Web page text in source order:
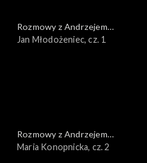
Rozmowy z Andrzejem
Doboszem
Jan Młodożeniec, cz. 1
Rozmowy z Andrzejem
Doboszem
Maria Konopnicka, cz. 2